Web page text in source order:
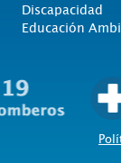
Discapacidad
Educación